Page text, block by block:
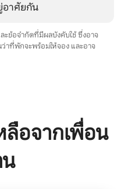
อาศัยกัน
ะข้อจำกัดที่มีผลบังคับใช้ ซึ่งอาจ
ว่าที่พักจะพร้อมให้จอง และอาจ
ลือจากเพื่อน